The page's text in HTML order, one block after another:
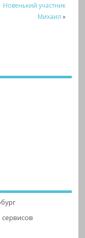
Новенький участник
Михаил »